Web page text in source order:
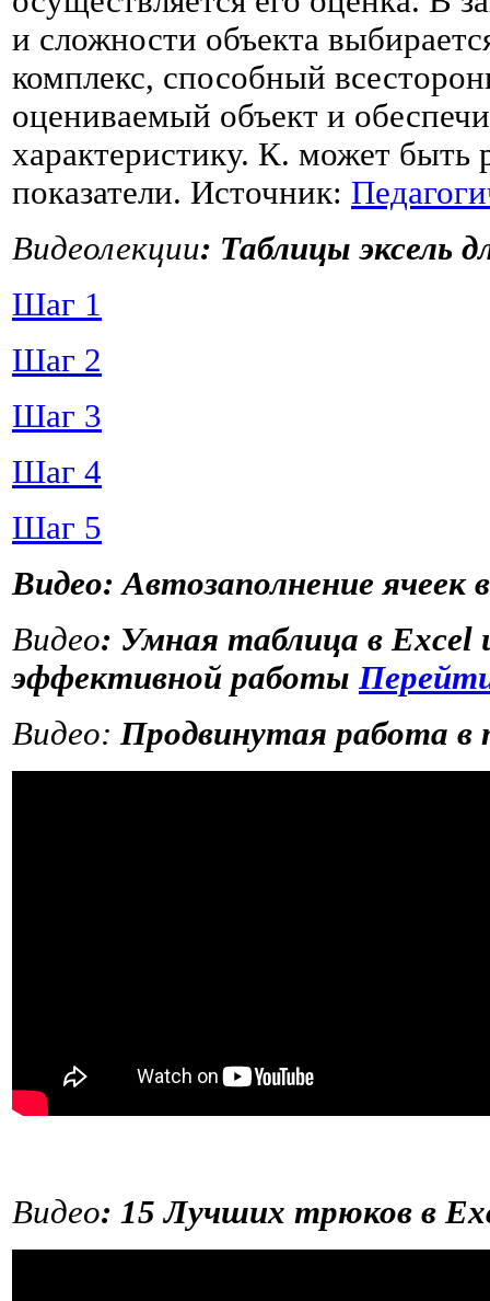
и сложности объекта
комплекс, способный
оцениваемый объект и
характеристику. К. может быть
показатели. Источник:
Видеолекции: Таблицы эксель
Шаг 1
Шаг 2
Шаг 3
Шаг 4
Шаг 5
Видео: Автозаполнение ячеек
Видео: Умная таблица в Excel
эффективной работы
Видео: Продвинутая работа в
Видео: 15 Лучших трюков в